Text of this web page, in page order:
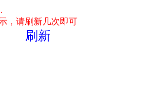
，请刷新几次即可
刷新